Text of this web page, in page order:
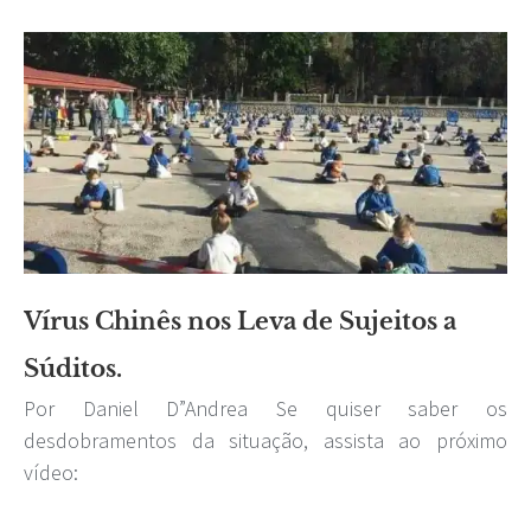
Vírus Chinês nos Leva de Sujeitos a
Súditos.
Por Daniel D”Andrea Se quiser saber os
desdobramentos da situação, assista ao próximo
vídeo: